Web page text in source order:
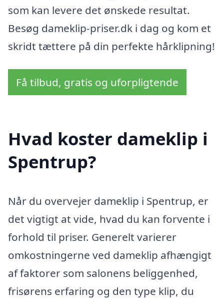
som kan levere det ønskede resultat.
Besøg dameklip-priser.dk i dag og kom et
skridt tættere på din perfekte hårklipning!
Få tilbud, gratis og uforpligtende
Hvad koster dameklip i
Spentrup?
Når du overvejer dameklip i Spentrup, er
det vigtigt at vide, hvad du kan forvente i
forhold til priser. Generelt varierer
omkostningerne ved dameklip afhængigt
af faktorer som salonens beliggenhed,
frisørens erfaring og den type klip, du